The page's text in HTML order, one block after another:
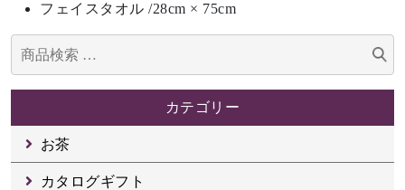
索
対
カテゴリー
お茶
カタログギフト
フェイスタオル /28cm × 75cm